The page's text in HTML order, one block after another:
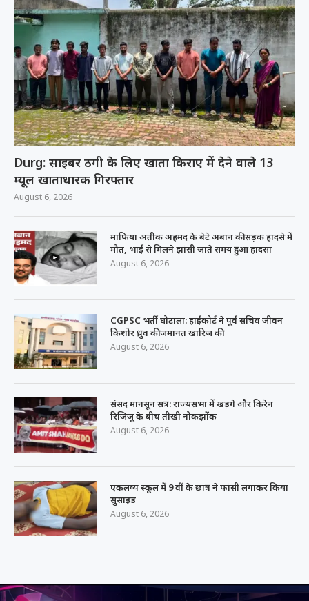
Durg: साइबर ठगी के लिए खाता किराए में देने वाले 13
म्यूल खाताधारक गिरफ्तार
August 6, 2026
माफिया अतीक अहमद के बेटे अबान की सड़क हादसे में
मौत, भाई से मिलने झांसी जाते समय हुआ हादसा
August 6, 2026
CGPSC भर्ती घोटाला: हाईकोर्ट ने पूर्व सचिव जीवन
किशोर ध्रुव की जमानत खारिज की
August 6, 2026
संसद मानसून सत्र: राज्यसभा में खड़गे और किरेन
रिजिजू के बीच तीखी नोकझोंक
August 6, 2026
एकलव्य स्कूल में 9 वीं के छात्र ने फांसी लगाकर किया
सुसाइड
August 6, 2026